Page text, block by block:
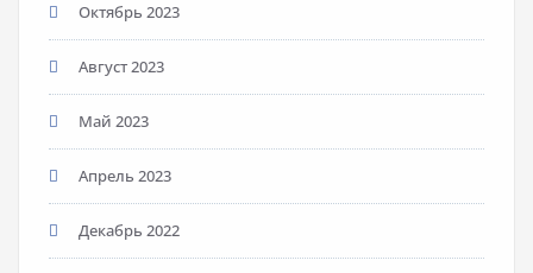
Октябрь 2023
Август 2023
Май 2023
Апрель 2023
Декабрь 2022